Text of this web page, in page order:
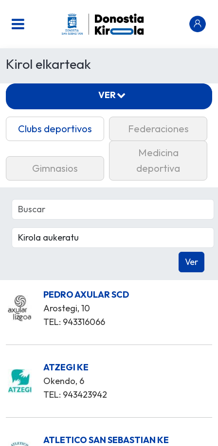
Kirol elkarteak
Clubs deportivos Federaciones
Gimnasios
Medicina
deportiva
PEDRO AXULAR SCD
Arostegi, 10
TEL: 943316066
ATZEGI KE
Okendo, 6
TEL: 943423942
ATLETICO SAN SEBASTIAN KE
VER